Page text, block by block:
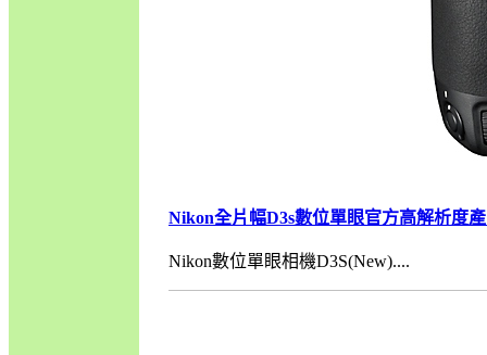
Nikon全片幅D3s數位單眼官方高解析度
Nikon數位單眼相機D3S(New)....